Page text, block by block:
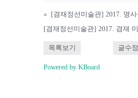
«
목록보기 글수정
Powered by KBoard